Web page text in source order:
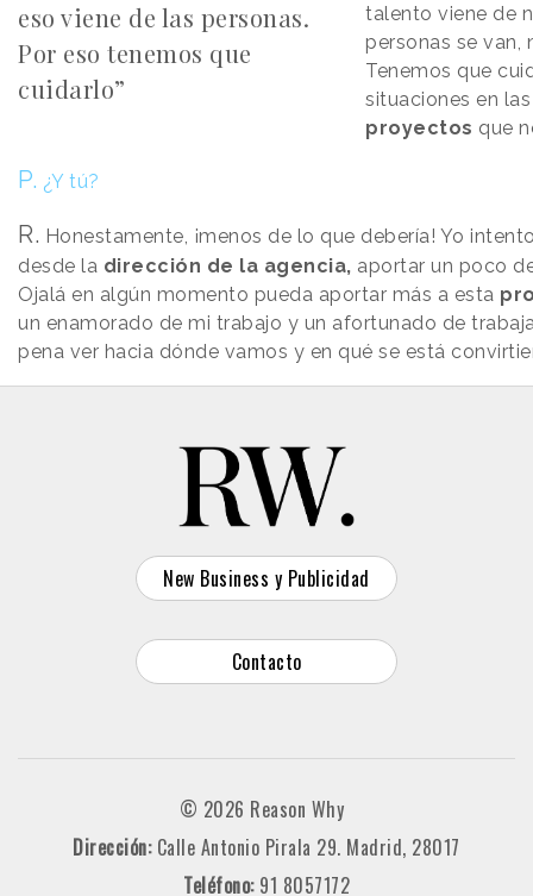
eso viene de las personas.
Por eso tenemos que
cuidarlo”
talento viene de
personas se van,
Tenemos que
situaciones en
proyectos que
P. ¿Y tú?
R. Honestamente, ¡menos de lo que debería! Yo
desde la dirección de la agencia, aportar un poco
Ojalá en algún momento pueda aportar más a esta
un enamorado de mi trabajo y un afortunado de
pena ver hacia dónde vamos y en qué se está
New Business y Publicidad
Contacto
© 2026 Reason Why
Dirección: Calle Antonio Pirala 29. Madrid, 28017
Teléfono: 91 8057172